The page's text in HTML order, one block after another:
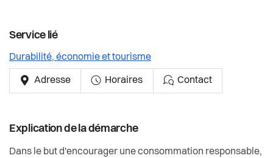
Service lié
Durabilité, économie et tourisme
Adresse Horaires Contact
Explication de la démarche
Dans le but d'encourager une consommation responsable,